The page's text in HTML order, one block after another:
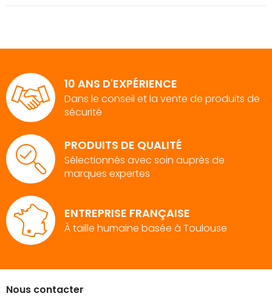
10 ANS D'EXPÉRIENCE
Dans le conseil et la vente de produits de
sécurité
PRODUITS DE QUALITÉ
Sélectionnés avec soin auprès de
marques expertes
ENTREPRISE FRANÇAISE
À taille humaine basée à Toulouse
Nous contacter